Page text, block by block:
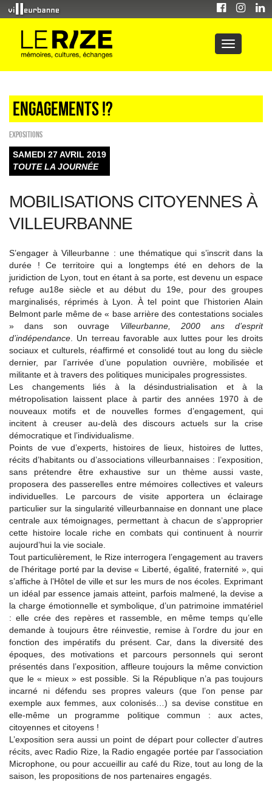
Engagements !?
EXPOSITIONS
SAMEDI 27 AVRIL 2019
TOUTE LA JOURNÉE
MOBILISATIONS CITOYENNES À
VILLEURBANNE
S’engager à Villeurbanne : une thématique qui s’inscrit dans la
durée ! Ce territoire qui a longtemps été en dehors de la
juridiction de Lyon, tout en étant à sa porte, est devenu un espace
refuge au18e siècle et au début du 19e, pour des groupes
marginalisés, réprimés à Lyon. À tel point que l’historien Alain
Belmont parle même de « base arrière des contestations sociales
» dans son ouvrage Villeurbanne, 2000 ans d’esprit
d’indépendance . Un terreau favorable aux luttes pour les droits
sociaux et culturels, réaffirmé et consolidé tout au long du siècle
dernier, par l’arrivée d’une population ouvrière, mobilisée et
militante et à travers des politiques municipales progressistes.
Les changements liés à la désindustrialisation et à la
métropolisation laissent place à partir des années 1970 à de
nouveaux motifs et de nouvelles formes d’engagement, qui
incitent à creuser au-delà des discours actuels sur la crise
démocratique et l’individualisme.
Points de vue d’experts, histoires de lieux, histoires de luttes,
récits d’habitants ou d’associations villeurbannaises : l’exposition,
sans prétendre être exhaustive sur un thème aussi vaste,
proposera des passerelles entre mémoires collectives et valeurs
individuelles. Le parcours de visite apportera un éclairage
particulier sur la singularité villeurbannaise en donnant une place
centrale aux témoignages, permettant à chacun de s’approprier
cette histoire locale riche en combats qui continuent à nourrir
aujourd’hui la vie sociale.
Tout particulièrement, le Rize interrogera l’engagement au travers
de l’héritage porté par la devise « Liberté, égalité, fraternité », qui
s’affiche à l’Hôtel de ville et sur les murs de nos écoles. Exprimant
un idéal par essence jamais atteint, parfois malmené, la devise a
la charge émotionnelle et symbolique, d’un patrimoine immatériel
: elle crée des repères et rassemble, en même temps qu’elle
demande à toujours être réinvestie, remise à l’ordre du jour en
fonction des impératifs du présent. Car, dans la diversité des
époques, des motivations et parcours personnels qui seront
présentés dans l’exposition, affleure toujours la même conviction
que le « mieux » est possible. Si la République n’a pas toujours
incarné ni défendu ses propres valeurs (que l’on pense par
exemple aux femmes, aux colonisés…) sa devise constitue en
elle-même un programme politique commun : aux actes,
citoyennes et citoyens !
L’exposition sera aussi un point de départ pour collecter d’autres
récits, avec Radio Rize, la Radio engagée portée par l’association
Microphone, ou pour accueillir au café du Rize, tout au long de la
saison, les propositions de nos partenaires engagés.